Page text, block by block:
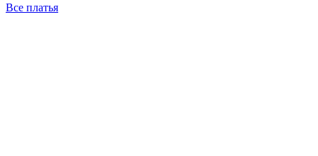
Все платья